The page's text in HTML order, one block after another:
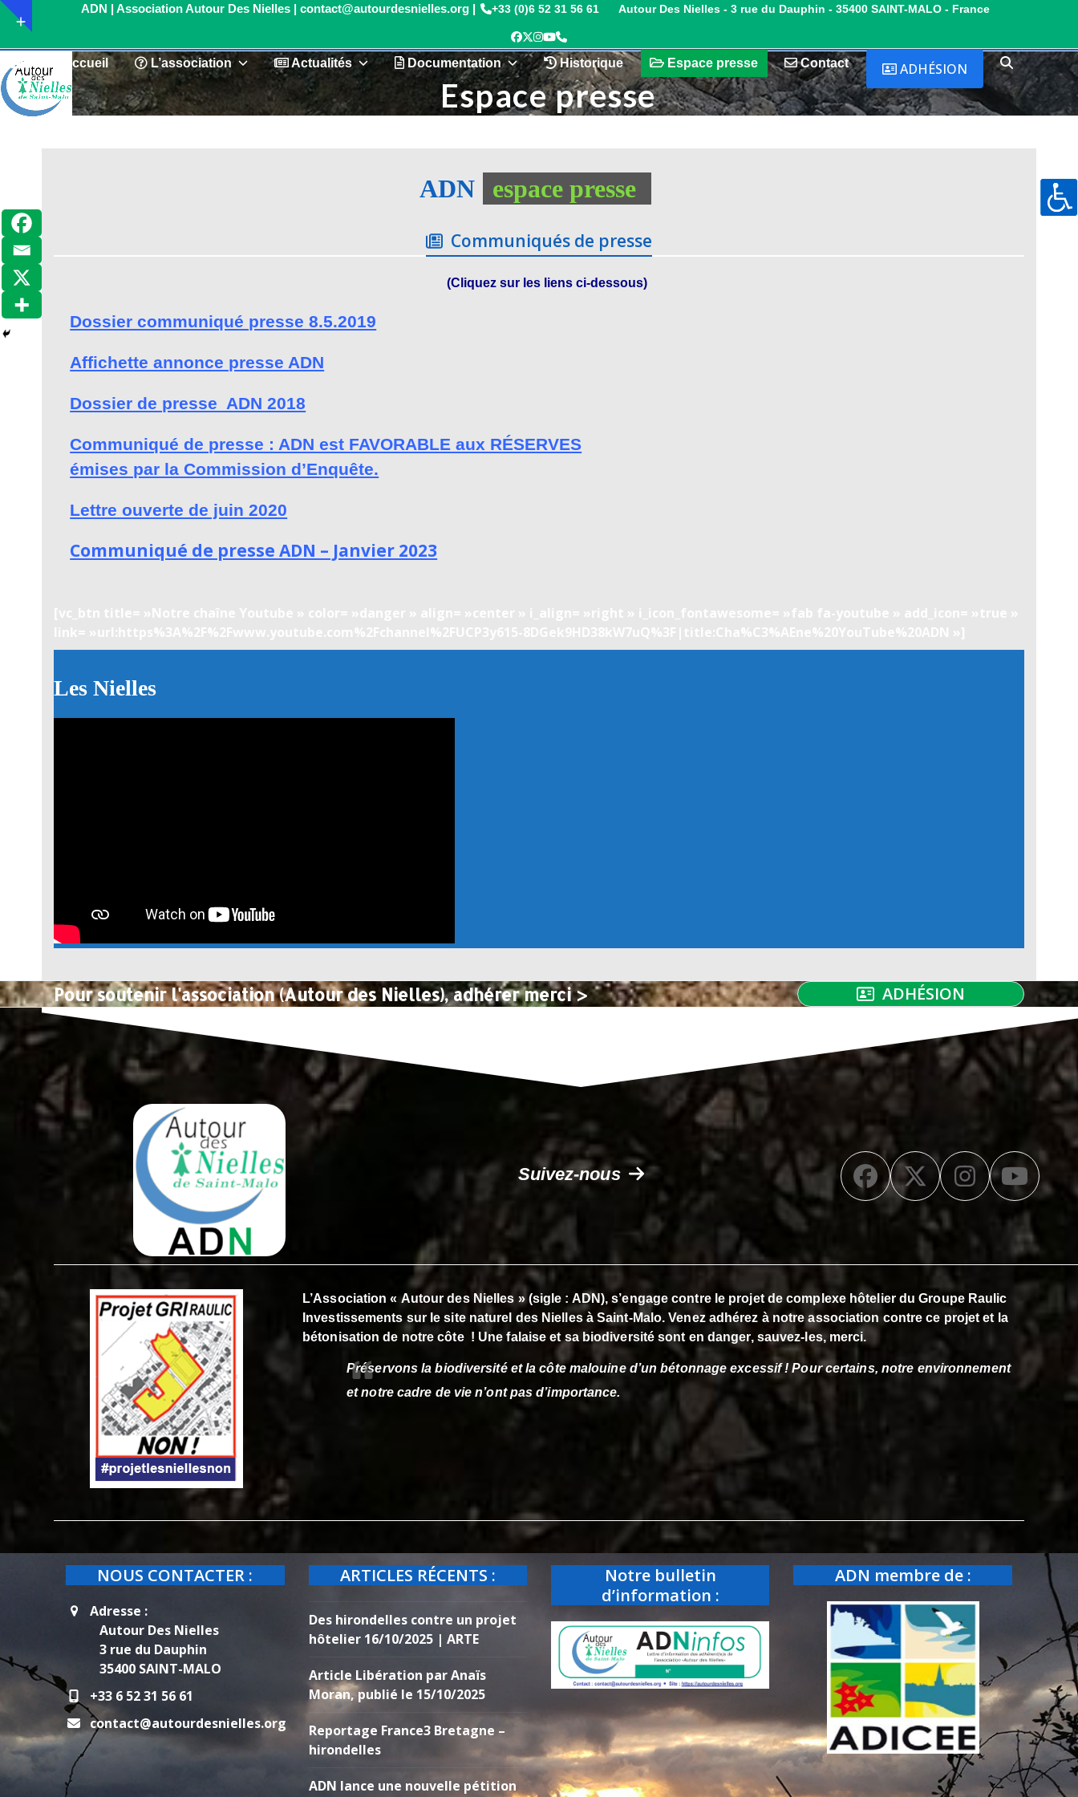
Skip
content
Show
notice
+33 (0)6 52 31 56 61 Autour Des Nielles - 3 rue du Dauphin - 35400 SAINT-MALO - France
Facebook
Twitter
Instagram
YouTube
Phone
Accueil L’association Actualités Documentation Historique Espace presse Contact ADHÉSION
Espace presse
ADN espace presse
Communiqués de presse
(Cliquez sur les liens ci-dessous)
Dossier communiqué presse 8.5.2019
Affichette annonce presse ADN
Dossier de presse ADN 2018
Communiqué de presse : ADN est FAVORABLE aux RÉSERVES
émises par la Commission d’Enquête.
Lettre ouverte de juin 2020
Communiqué de presse ADN – Janvier 2023
Les Nielles
Pour soutenir l'association (Autour des Nielles), adhérer merci > ADHÉSION
Suivez-nous Facebook
Twitter
L’Association « Autour des Nielles » (sigle : ADN), s’engage contre le projet de complexe hôtelier du Groupe Raulic
Investissements sur le site naturel des Nielles à Saint-Malo. Venez adhérez à notre association contre ce projet et la
bétonisation de notre côte ! Une falaise et sa biodiversité sont en danger, sauvez-les, merci.
Préservons la biodiversité et la côte malouine d’un bétonnage excessif ! Pour certains, notre environnement
et notre cadre de vie n’ont pas d’importance.
NOUS CONTACTER :
Adresse :
Autour Des Nielles
3 rue du Dauphin
35400 SAINT-MALO
+33 6 52 31 56 61
contact@autourdesnielles.org
ARTICLES RÉCENTS :
Des hirondelles contre un projet
hôtelier 16/10/2025 | ARTE
Article Libération par Anaïs
Moran, publié le 15/10/2025
Reportage France3 Bretagne –
hirondelles
ADN lance une nouvelle pétition
Notre bulletin
d’information :
ADN membre de :